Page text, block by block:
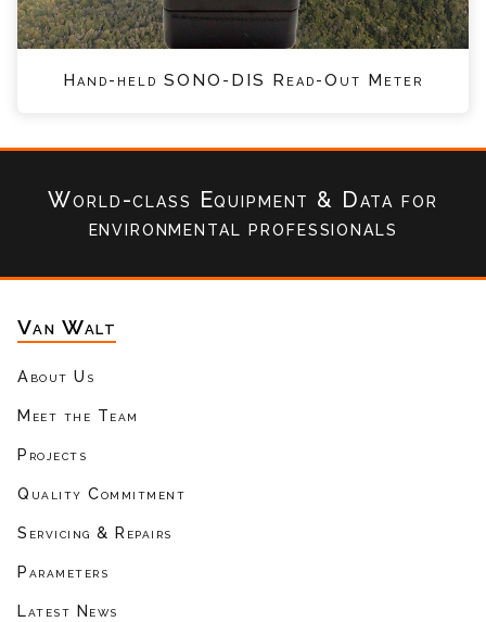
Hand-held SONO-DIS Read-Out Meter
World-class Equipment & Datafor
environmental professionals
Van Walt
About Us
Meet the Team
Projects
Quality Commitment
Servicing & Repairs
Parameters
Latest News